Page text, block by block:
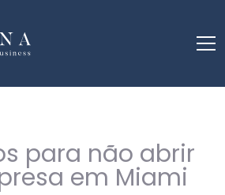
para não abrir
em Miami